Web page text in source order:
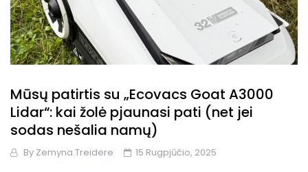
Mūsų patirtis su „Ecovacs Goat A3000
Lidar“: kai žolė pjaunasi pati (net jei
sodas nešalia namų)
By Zemyna.treidere 15 Rugpjūčio, 2025